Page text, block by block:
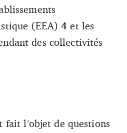
(EEA)4 et les
des collectivités
fait l’objet de questions